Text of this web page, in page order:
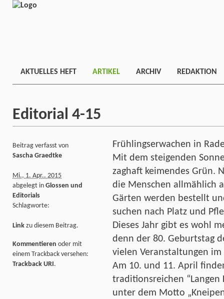
AKTUELLES HEFT ARTIKEL ARCHIV REDAKTION
Editorial 4-15
Frühlingserwachen in
Mit dem steigenden
zaghaft keimendes Grün.
die Menschen allmählich
Gärten werden bestellt
suchen nach Platz und
Dieses Jahr gibt es wohl
denn der 80. Geburtstag
vielen Veranstaltungen
Am 10. und 11. April
traditionsreichen
unter dem Motto
Beitrag verfasst von
Sascha Graedtke
Mi., 1. Apr.. 2015
abgelegt in Glossen und
Editorials
Schlagworte:
Link zu diesem Beitrag.
Kommentieren oder mit
einem Trackback versehen:
Trackback URI.